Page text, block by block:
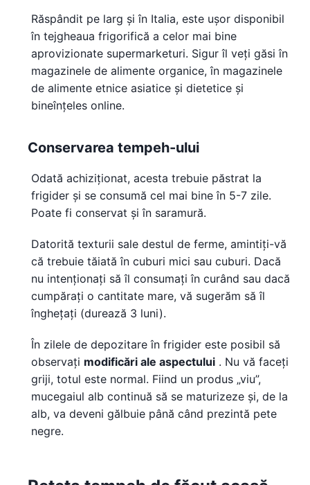
Răspândit pe larg și în Italia, este ușor disponibil
în tejgheaua frigorifică a celor mai bine
aprovizionate supermarketuri. Sigur îl veți găsi în
magazinele de alimente organice, în magazinele
de alimente etnice asiatice și dietetice și
bineînțeles online.
Conservarea tempeh-ului
Odată achiziționat, acesta trebuie păstrat la
frigider și se consumă cel mai bine în 5-7 zile.
Poate fi conservat și în saramură.
Datorită texturii sale destul de ferme, amintiți-vă
că trebuie tăiată în cuburi mici sau cuburi. Dacă
nu intenționați să îl consumați în curând sau dacă
cumpărați o cantitate mare, vă sugerăm să îl
înghețați (durează 3 luni).
În zilele de depozitare în frigider este posibil să
observați modificări ale aspectului . Nu vă faceți
griji, totul este normal. Fiind un produs „viu”,
mucegaiul alb continuă să se maturizeze și, de la
alb, va deveni gălbuie până când prezintă pete
negre.